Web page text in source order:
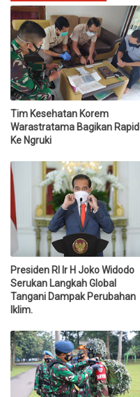
Tim Kesehatan Korem
Warastratama Bagikan Rapid
Ke Ngruki
Presiden RI Ir H Joko Widodo
Serukan Langkah Global
Tangani Dampak Perubahan
Iklim.